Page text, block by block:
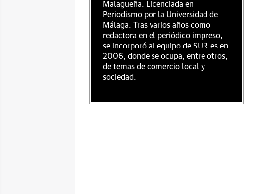
Malagueña. Licenciada en
Periodismo por la Universidad de
Málaga. Tras varios años como
redactora en el periódico impreso,
se incorporó al equipo de SUR.es en
2006, donde se ocupa, entre otros,
de temas de comercio local y
sociedad.